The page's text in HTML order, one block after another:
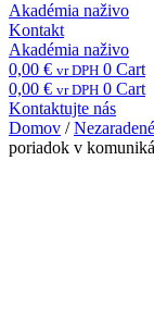
Akadémia naživo
Kontakt
Akadémia naživo
0,00 € vr DPH 0 Cart
0,00 € vr DPH 0 Cart
Kontaktujte nás
Domov /Nezaradené
poriadok v